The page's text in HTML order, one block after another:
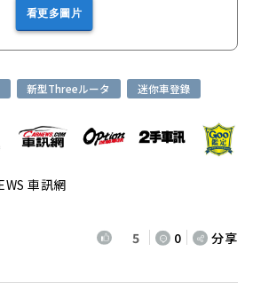
看更多圖片
新型Threeルータ 迷你車登錄
車訊網
5 0 分享